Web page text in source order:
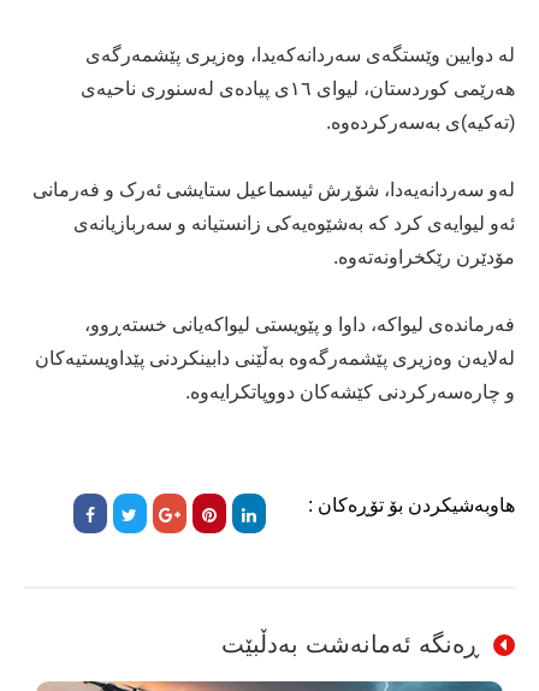
لە دوایین وێستگەی سەردانەکەیدا، وەزیری پێشمەرگەی
ھەرێمی کوردستان، لیوای ۱٦ی پیادەی لەسنوری ناحیەی
(تەکیە)ی بەسەرکردەوە.
لەو سەردانەیەدا، شۆڕش ئیسماعیل ستایشی ئەرک و فەرمانی
ئەو لیوایەی کرد کە بەشێوەیەکی زانستیانە و سەربازیانەی
مۆدێرن رێکخراونەتەوە.
فەرماندەی لیواکە، داوا و پێویستی لیواکەیانی خستەڕوو،
لەلایەن وەزیری پێشمەرگەوە بەڵێنی دابینکردنی پێداویستیەکان
و چارەسەرکردنی کێشەکان دووپاتکرایەوە.
هاوبەشیکردن بۆ تۆڕەکان :
ڕەنگە ئەمانەشت بەدڵبێت